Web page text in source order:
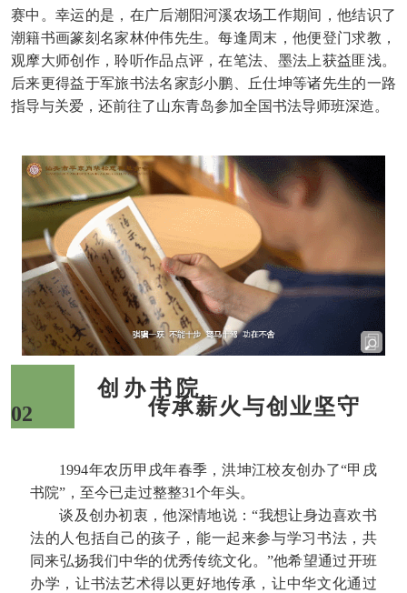
赛中。幸运的是，在广后潮阳河溪农场工作期间，他结识了
潮籍书画篆刻名家林仲伟先生。每逢周末，他便登门求教，
观摩大师创作，聆听作品点评，在笔法、墨法上获益匪浅。
后来更得益于军旅书法名家彭小鹏、丘仕坤等诸先生的一路
指导与关爱，还前往了山东青岛参加全国书法导师班深造。
创办书院
02
传承薪火与创业坚守
1994年农历甲戌年春季，洪坤江校友创办了“甲戌
书院”，至今已走过整整31个年头。
谈及创办初衷，他深情地说：“我想让身边喜欢书
法的人包括自己的孩子，能一起来参与学习书法，共
同来弘扬我们中华的优秀传统文化。”他希望通过开班
办学，让书法艺术得以更好地传承，让中华文化通过